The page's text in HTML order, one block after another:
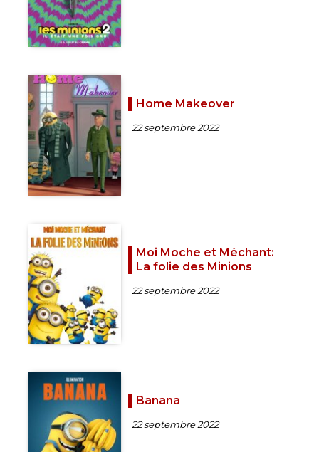
Home Makeover
22 septembre 2022
Moi Moche et Méchant:
La folie des Minions
22 septembre 2022
Banana
22 septembre 2022